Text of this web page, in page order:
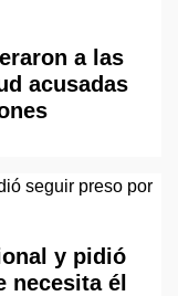
a las
acusadas
y pidió
necesita él